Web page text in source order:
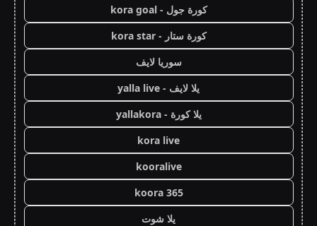
كورة جول - kora goal
كورة ستار - kora star
سوريا لايف
يلا لايف - yalla live
يلا كورة - yallakora
kora live
kooralive
koora 365
يلا شوت